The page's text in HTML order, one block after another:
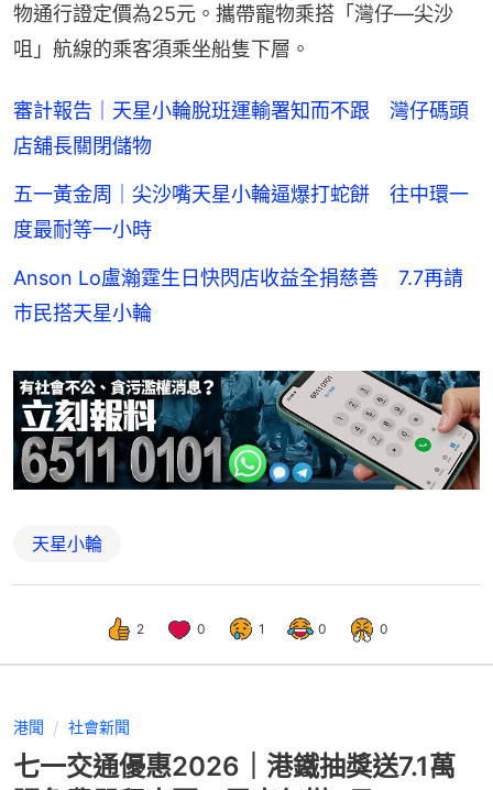
物通行證定價為25元。攜帶寵物乘搭「灣仔—尖沙
咀」航線的乘客須乘坐船隻下層。
審計報告｜天星小輪脫班運輸署知而不跟 灣仔碼頭
店舖長關閉儲物
五一黃金周｜尖沙嘴天星小輪逼爆打蛇餅 往中環一
度最耐等一小時
Anson Lo盧瀚霆生日快閃店收益全捐慈善 7.7再請
市民搭天星小輪
天星小輪
2 0 1 0 0
港聞 社會新聞
七一交通優惠2026｜港鐵抽獎送7.1萬